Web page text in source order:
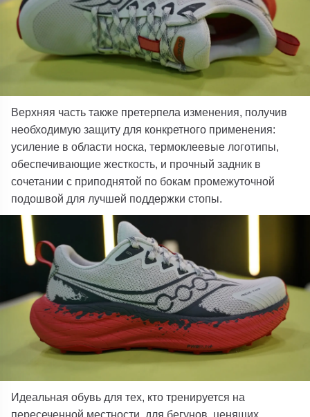
Верхняя часть также претерпела изменения, получив
необходимую защиту для конкретного применения:
усиление в области носка, термоклеевые логотипы,
обеспечивающие жесткость, и прочный задник в
сочетании с приподнятой по бокам промежуточной
подошвой для лучшей поддержки стопы.
Идеальная обувь для тех, кто тренируется на
пересеченной местности, для бегунов, ценящих